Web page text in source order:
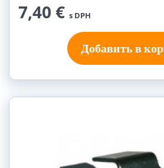
7,40 € s DPH
Добавить в